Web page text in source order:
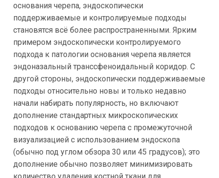
основания черепа, эндоскопически
поддерживаемые и контролируемые подходы
становятся всё более распространенными. Ярким
примером эндоскопически контролируемого
подхода к патологии основания черепа является
эндоназальный транссфеноидальный коридор. С
другой стороны, эндоскопически поддерживаемые
подходы относительно новы и только недавно
начали набирать популярность, но включают
дополнение стандартных микроскопических
подходов к основанию черепа с промежуточной
визуализацией с использованием эндоскопа
(обычно под углом обзора 30 или 45 градусов); это
дополнение обычно позволяет минимизировать
количество удаления костной ткани для